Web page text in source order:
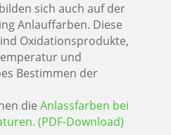
sich auch auf der
Anlauffarben. Diese
Oxidationsprodukte,
und
Bestimmen der
die Anlassfarben bei
(PDF-Download)